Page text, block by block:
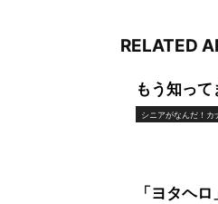
RELATED
もう知っ
シニアがなんだ！カ
「ヨタヘ